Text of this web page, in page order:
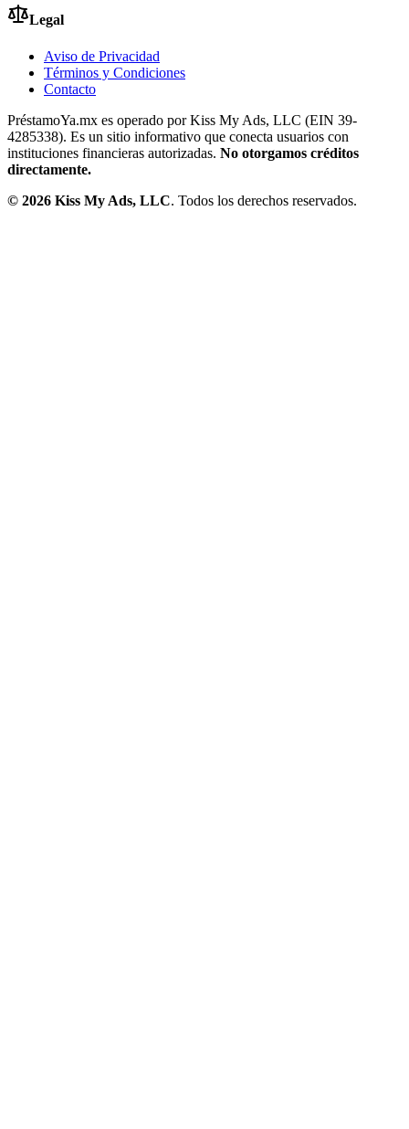
Legal
Aviso de Privacidad
Términos y Condiciones
Contacto
PréstamoYa.mx es operado por Kiss My Ads, LLC (EIN 39-
4285338). Es un sitio informativo que conecta usuarios con
instituciones financieras autorizadas. No otorgamos créditos
directamente.
© 2026 Kiss My Ads, LLC. Todos los derechos reservados.